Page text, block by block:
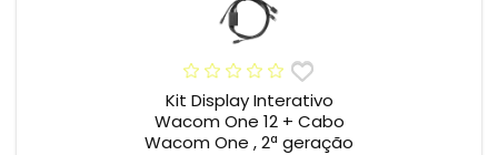
Kit Display Interativo
Wacom One 12 + Cabo
Wacom One , 2ª geração